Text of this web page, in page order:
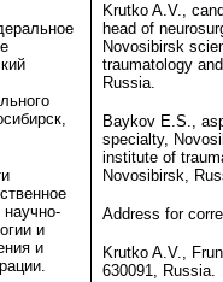
и
и
Krutko A.V.,
head of
Novosibirsk
traumatology
Russia.
Baykov E.S.,
specialty,
institute of
Novosibirsk,
Address for
Krutko A.V.,
630091, Russia.